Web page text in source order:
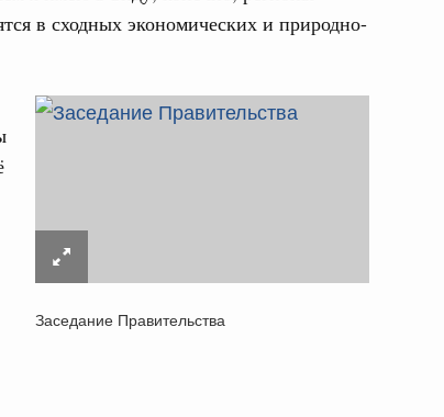
в сходных экономических и природно-
Заседание Правительства
в